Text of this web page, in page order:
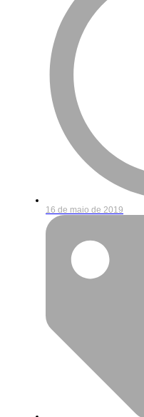
16 de maio de 2019